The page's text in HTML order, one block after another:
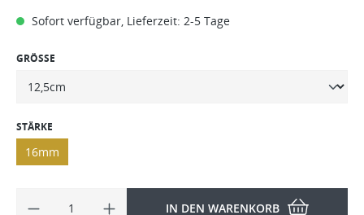
Sofort verfügbar, Lieferzeit: 2-5 Tage
GRÖSSE
STÄRKE
16mm
IN DEN WARENKORB